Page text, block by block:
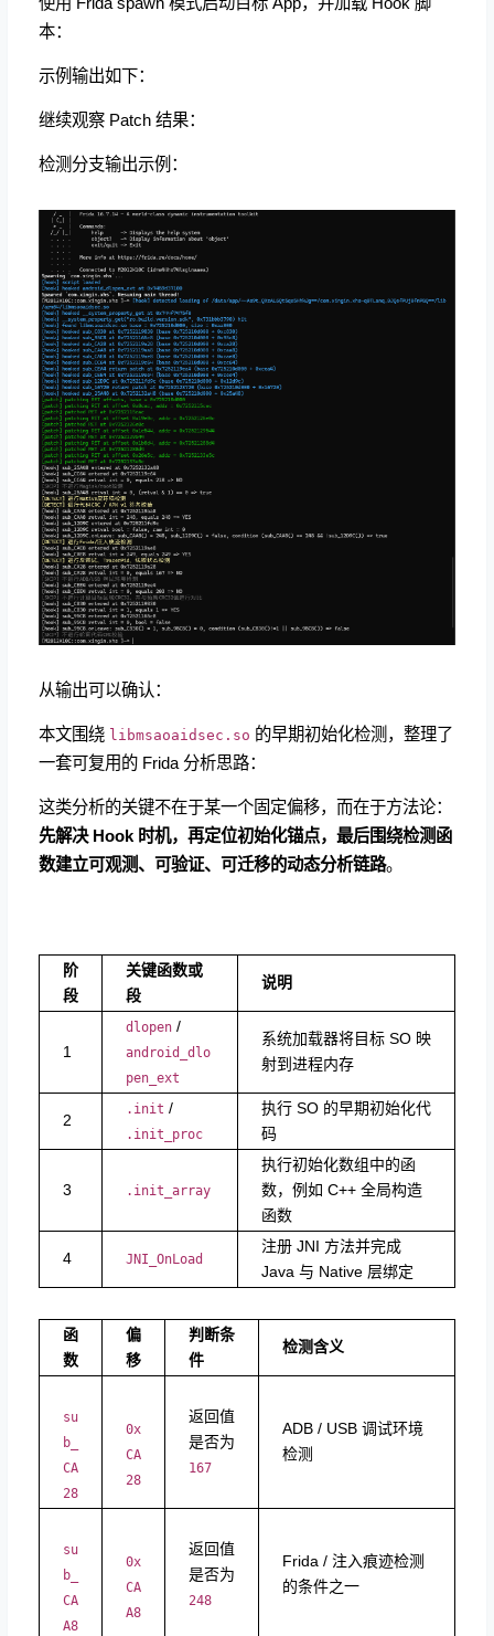
本：
示例输出如下：
继续观察 Patch 结果：
检测分支输出示例：
从输出可以确认：
本文围绕 libmsaoaidsec.so 的早期初始化检测，整理了
一套可复用的 Frida 分析思路：
这类分析的关键不在于某一个固定偏移，而在于方法论：
先解决 Hook 时机，再定位初始化锚点，最后围绕检测函
数建立可观测、可验证、可迁移的动态分析链路。
阶
段
关键函数或
段
说明
1
dlopen ​ /
android_dlo
pen_ext
系统加载器将目标 SO 映
射到进程内存
2
.init ​ /
.init_proc
执行 SO 的早期初始化代
码
3 .init_array
执行初始化数组中的函
数，例如 C++ 全局构造
函数
4 JNI_OnLoad
注册 JNI 方法并完成
Java 与 Native 层绑定
函
数
偏
移
判断条
件
检测含义
su
b_
CA
28
0x
CA
28
返回值
是否为
167
ADB / USB 调试环境
检测
su
b_
CA
A8
0x
CA
A8
返回值
是否为
248
Frida / 注入痕迹检测
的条件之一